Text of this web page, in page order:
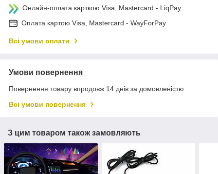
Онлайн-оплата карткою Visa, Mastercard - LiqPay
Оплата картою Visa, Mastercard - WayForPay
Всі умови оплати
Умови повернення
Повернення товару впродовж 14 днів за домовленістю
Всі умови повернення
З цим товаром також замовляють